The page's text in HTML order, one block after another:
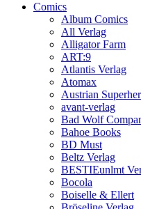
Comics
Album Comics
All Verlag
Alligator Farm
ART:9
Atlantis Verlag
Atomax
Austrian
avant-verlag
Bad Wolf
Bahoe Books
BD Must
Beltz Verlag
BESTIEunlmt
Bocola
Boiselle & Ellert